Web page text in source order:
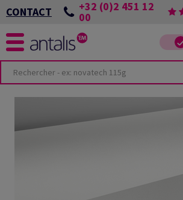
CONTACT +32 (0)2 451 12
00